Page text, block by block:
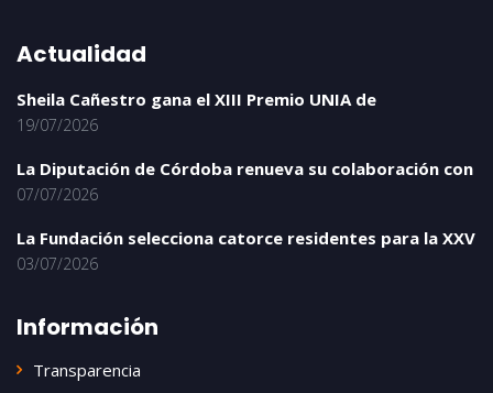
Actualidad
Sheila Cañestro gana el XIII Premio UNIA de
19/07/2026
La Diputación de Córdoba renueva su colaboración con
07/07/2026
La Fundación selecciona catorce residentes para la XXV
03/07/2026
Información
Transparencia